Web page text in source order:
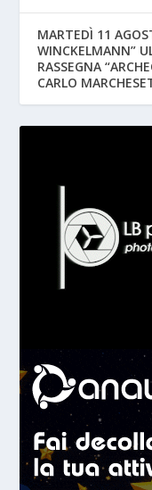
MARTEDÌ 11
WINCKELMANN”
RASSEGNA
CARLO